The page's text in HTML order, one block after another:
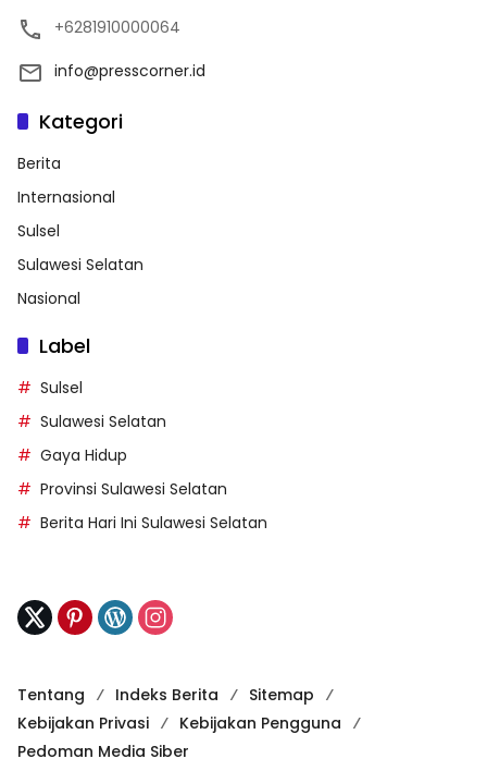
+6281910000064
info@presscorner.id
Kategori
Berita
Internasional
Sulsel
Sulawesi Selatan
Nasional
Label
Sulsel
Sulawesi Selatan
Gaya Hidup
Provinsi Sulawesi Selatan
Berita Hari Ini Sulawesi Selatan
Tentang Indeks Berita
Sitemap
Kebijakan Privasi
Kebijakan Pengguna
Pedoman Media Siber